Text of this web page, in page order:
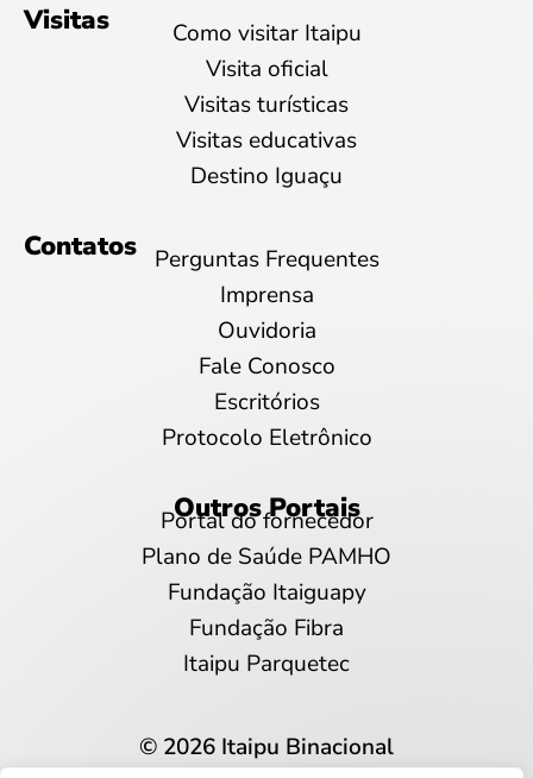
Visitas
Como visitar Itaipu
Visita oficial
Visitas turísticas
Visitas educativas
Destino Iguaçu
Contatos
Perguntas Frequentes
Imprensa
Ouvidoria
Fale Conosco
Escritórios
Protocolo Eletrônico
Outros Portais
Portal do fornecedor
Plano de Saúde PAMHO
Fundação Itaiguapy
Fundação Fibra
Itaipu Parquetec
© 2026 Itaipu Binacional